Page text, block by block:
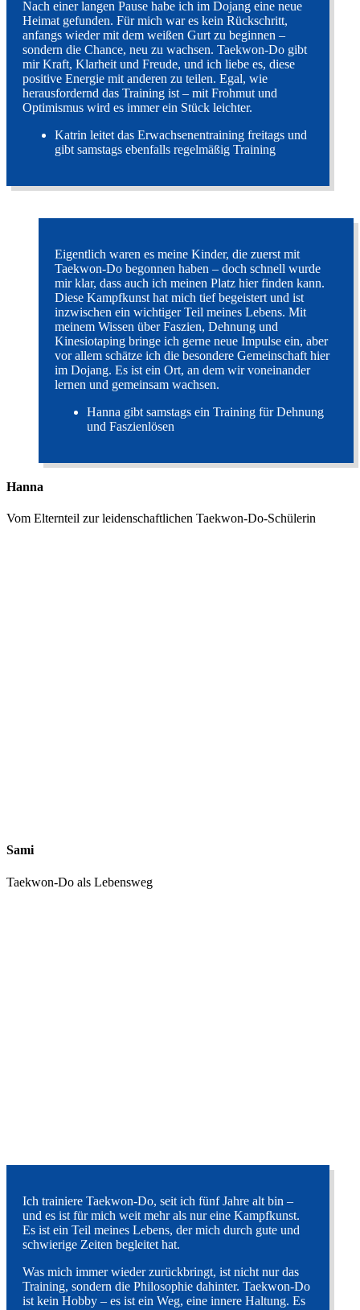
Nach einer langen Pause habe ich im Dojang eine neue
Heimat gefunden. Für mich war es kein Rückschritt,
anfangs wieder mit dem weißen Gurt zu beginnen –
sondern die Chance, neu zu wachsen. Taekwon-Do gibt
mir Kraft, Klarheit und Freude, und ich liebe es, diese
positive Energie mit anderen zu teilen. Egal, wie
herausfordernd das Training ist – mit Frohmut und
Optimismus wird es immer ein Stück leichter.
Katrin leitet das Erwachsenentraining freitags und
gibt samstags ebenfalls regelmäßig Training
Eigentlich waren es meine Kinder, die zuerst mit
Taekwon-Do begonnen haben – doch schnell wurde
mir klar, dass auch ich meinen Platz hier finden kann.
Diese Kampfkunst hat mich tief begeistert und ist
inzwischen ein wichtiger Teil meines Lebens. Mit
meinem Wissen über Faszien, Dehnung und
Kinesiotaping bringe ich gerne neue Impulse ein, aber
vor allem schätze ich die besondere Gemeinschaft hier
im Dojang. Es ist ein Ort, an dem wir voneinander
lernen und gemeinsam wachsen.
Hanna gibt samstags ein Training für Dehnung
und Faszienlösen
Hanna
Vom Elternteil zur leidenschaftlichen Taekwon-Do-Schülerin
Sami
Taekwon-Do als Lebensweg
Ich trainiere Taekwon-Do, seit ich fünf Jahre alt bin –
und es ist für mich weit mehr als nur eine Kampfkunst.
Es ist ein Teil meines Lebens, der mich durch gute und
schwierige Zeiten begleitet hat.
Was mich immer wieder zurückbringt, ist nicht nur das
Training, sondern die Philosophie dahinter. Taekwon-Do
ist kein Hobby – es ist ein Weg, eine innere Haltung. Es